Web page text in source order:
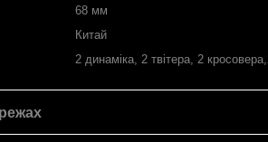
68 мм
Китай
2 динаміка, 2 твітера, 2